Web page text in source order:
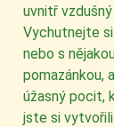
uvnitř vzdušný
Vychutnejte
nebo s
pomazánkou,
úžasný pocit,
jste si